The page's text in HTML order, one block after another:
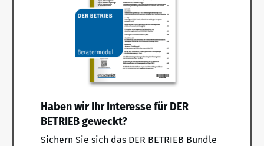
Haben wir Ihr Interesse für DER
BETRIEB geweckt?
Sichern Sie sich das DER BETRIEB Bundle